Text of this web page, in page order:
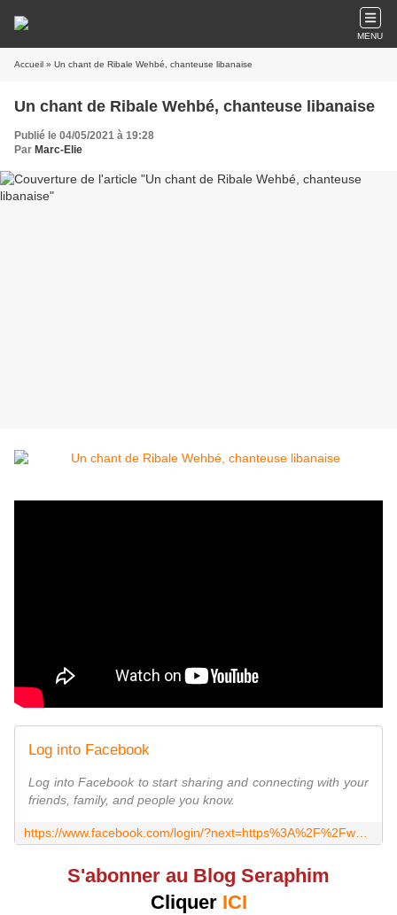
MENU
Accueil » Un chant de Ribale Wehbé, chanteuse libanaise
Un chant de Ribale Wehbé, chanteuse libanaise
Publié le 04/05/2021 à 19:28
Par Marc-Elie
Log into Facebook
Log into Facebook to start sharing and connecting with your
friends, family, and people you know.
S'abonner au Blog Seraphim
Cliquer ICI